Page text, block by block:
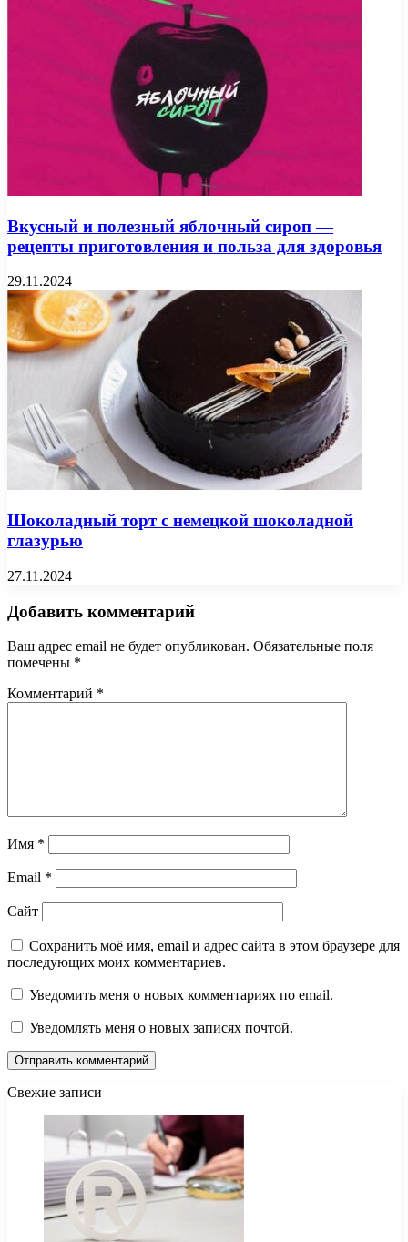
Вкусный и полезный яблочный сироп —
рецепты приготовления и польза для здоровья
29.11.2024
Шоколадный торт с немецкой шоколадной
глазурью
27.11.2024
Добавить комментарий
Ваш адрес email не будет опубликован. Обязательные поля
помечены *
Комментарий *
Имя *
Email *
Сайт
Сохранить моё имя, email и адрес сайта в этом браузере для
последующих моих комментариев.
Уведомить меня о новых комментариях по email.
Уведомлять меня о новых записях почтой.
Свежие записи